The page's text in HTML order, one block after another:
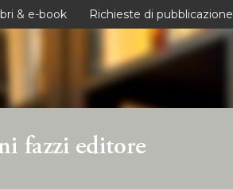
& e-book Richieste di pubblicazione